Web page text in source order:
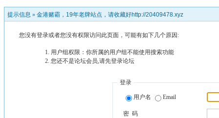
提示信息 » 金港赌霸，19年老牌站点，请收藏好http://20409478.xyz
您没有登录或者您没有权限访问此页面，可能有如下几个原因:
用户组权限：你所属的用户组不能使用搜索功能
您还不是论坛会员,请先登录论坛
登录
用户名 Email
密 码